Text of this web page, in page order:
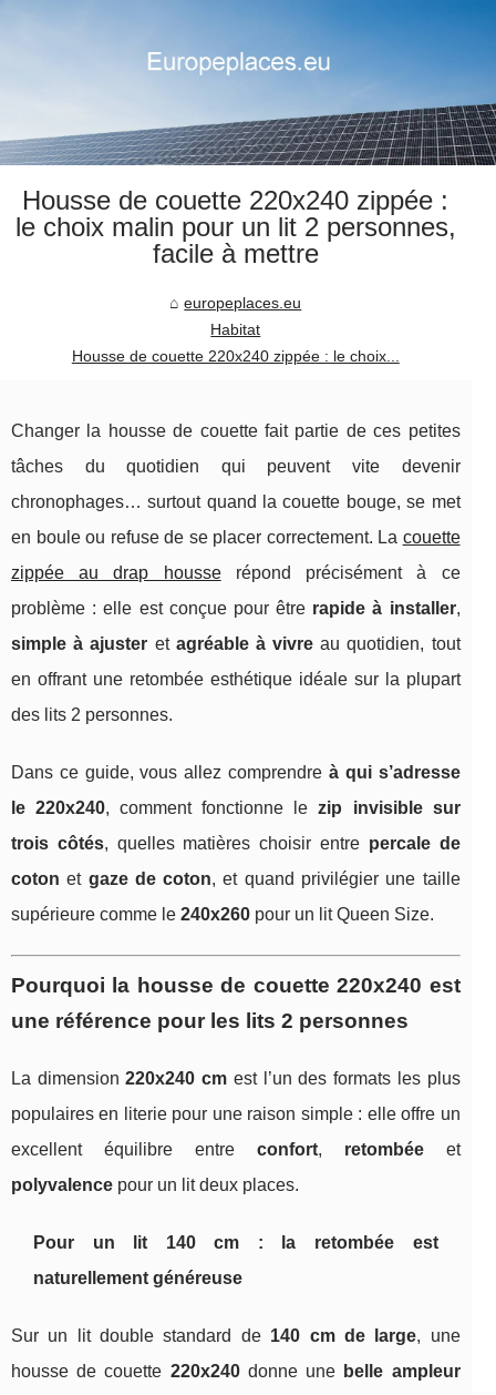
Housse de couette 220x240 zippée :
le choix malin pour un lit 2 personnes,
facile à mettre
europeplaces.eu
Habitat
Housse de couette 220x240 zippée : le choix...
Changer la housse de couette fait partie de ces petites
tâches du quotidien qui peuvent vite devenir
chronophages… surtout quand la couette bouge, se met
en boule ou refuse de se placer correctement. La couette
zippée au drap housserépond précisément à ce
problème : elle est conçue pour être rapide à installer,
simple à ajuster et agréable à vivre au quotidien, tout
en offrant une retombée esthétique idéale sur la plupart
des lits 2 personnes.
Dans ce guide, vous allez comprendre à qui s’adresse
le 220x240, comment fonctionne lezip invisible sur
trois côtés, quelles matières choisir entre percale de
coton et gaze de coton, et quand privilégier une taille
supérieure comme le 240x260 pour un lit Queen Size.
Pourquoi la housse de couette 220x240 est
une référence pour les lits 2 personnes
La dimension220x240 cm est l’un des formats les plus
populaires en literie pour une raison simple : elle offre un
excellent équilibre entre confort, retombéeet
polyvalence pour un lit deux places.
Pour un lit 140 cm : la retombée est
naturellement généreuse
Sur un lit double standard de 140 cm de large, une
housse de couette 220x240donne une belle ampleur